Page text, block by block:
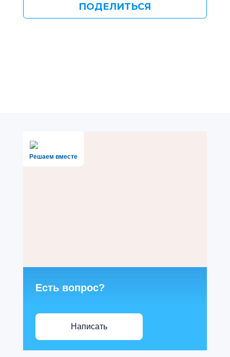
ПОДЕЛИТЬСЯ
Решаем вместе
Есть вопрос?
Написать